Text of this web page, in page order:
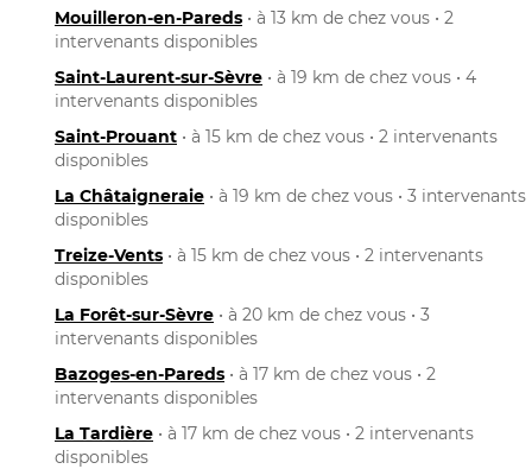
Mouilleron-en-Pareds • à 13 km de chez vous • 2
intervenants disponibles
Saint-Laurent-sur-Sèvre • à 19 km de chez vous • 4
intervenants disponibles
Saint-Prouant • à 15 km de chez vous • 2 intervenants
disponibles
La Châtaigneraie • à 19 km de chez vous • 3 intervenants
disponibles
Treize-Vents • à 15 km de chez vous • 2 intervenants
disponibles
La Forêt-sur-Sèvre • à 20 km de chez vous • 3
intervenants disponibles
Bazoges-en-Pareds • à 17 km de chez vous • 2
intervenants disponibles
La Tardière • à 17 km de chez vous • 2 intervenants
disponibles